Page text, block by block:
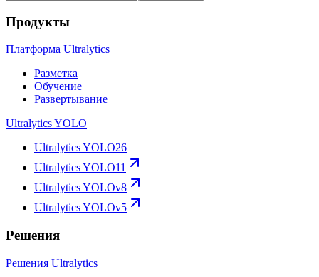
Продукты
Платформа Ultralytics
Разметка
Обучение
Развертывание
Ultralytics YOLO
Ultralytics YOLO26
Ultralytics YOLO11
Ultralytics YOLOv8
Ultralytics YOLOv5
Решения
Решения Ultralytics